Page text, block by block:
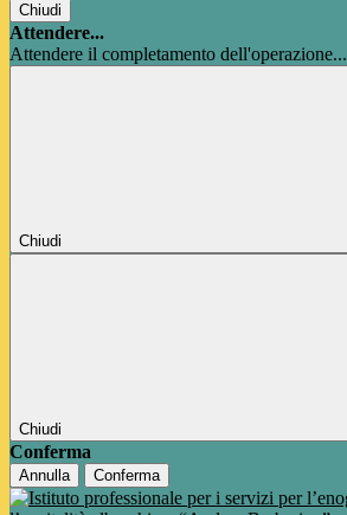
Chiudi
Attendere...
Attendere il completamento dell'operazione...
Chiudi
Chiudi
Conferma
Annulla Conferma